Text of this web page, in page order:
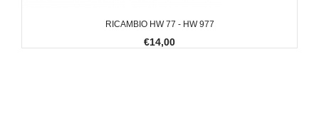
RICAMBIO HW 77 - HW 977
€14,00